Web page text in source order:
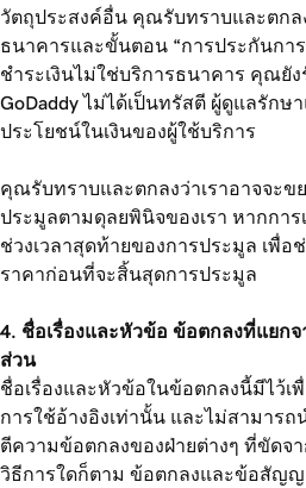
วัตถุประสงค์อื่น คุณรับทราบและตกล
ธนาคารและขั้นตอน “การประกันกา
ชำระเงินไม่ใช่บริการธนาคาร คุณยั
GoDaddy ไม่ได้เป็นทรัสตี ผู้ดูแลรักษ
ประโยชน์ในเงินของผู้ใช้บริการ
คุณรับทราบและตกลงว่าเราอาจจะข
ประมูลตามดุลยพินิจของเรา หากการ
ช่วงเวลาสุดท้ายของการประมูล เพื่อ
ราคาก่อนที่จะสิ้นสุดการประมูล
4. ชื่อเรื่องและหัวข้อ ข้อตกลงที่แยก
ส่วน
ชื่อเรื่องและหัวข้อในข้อตกลงนี้มีไว้เ
การใช้อ้างอิงเท่านั้น และไม่สามารถ
ตีความข้อตกลงของฝ่ายต่างๆ ที่ขัดจ
วิธีการใดก็ตาม ข้อตกลงและข้อสัญ